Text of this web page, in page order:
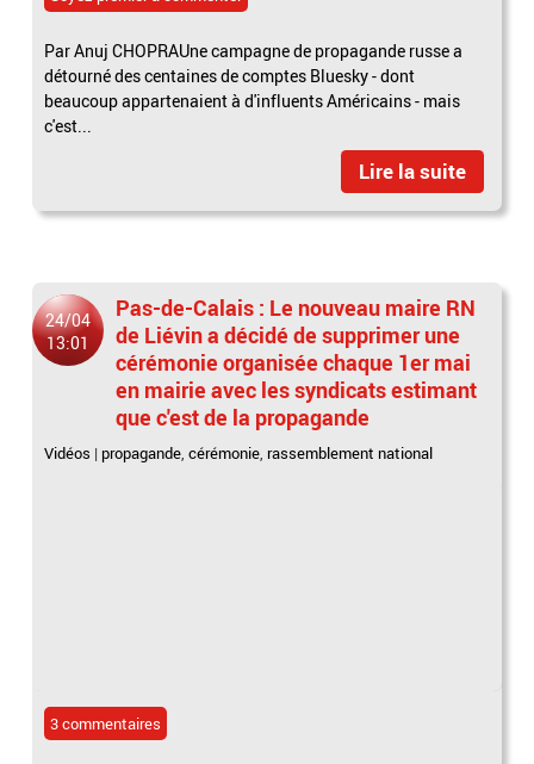
Par Anuj CHOPRAUne campagne de propagande russe a
détourné des centaines de comptes Bluesky - dont
beaucoup appartenaient à d'influents Américains - mais
c'est...
Lire la suite
24/04
13:01
Pas-de-Calais : Le nouveau maire RN
de Liévin a décidé de supprimer une
cérémonie organisée chaque 1er mai
en mairie avec les syndicats estimant
que c'est de la propagande
Vidéos | propagande,cérémonie, rassemblement national
3 commentaires